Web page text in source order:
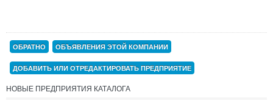
ОБРАТНО ОБЪЯВЛЕНИЯ ЭТОЙ КОМПАНИИ
ДОБАВИТЬ ИЛИ ОТРЕДАКТИРОВАТЬ ПРЕДПРИЯТИЕ
НОВЫЕ ПРЕДПРИЯТИЯ КАТАЛОГА